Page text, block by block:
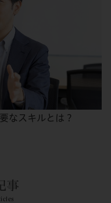
なスキルとは？
事